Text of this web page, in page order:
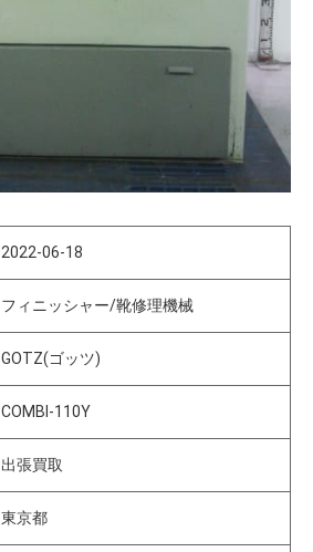
2022-06-18
フィニッシャー/靴修理機械
GOTZ(ゴッツ)
COMBI-110Y
出張買取
東京都